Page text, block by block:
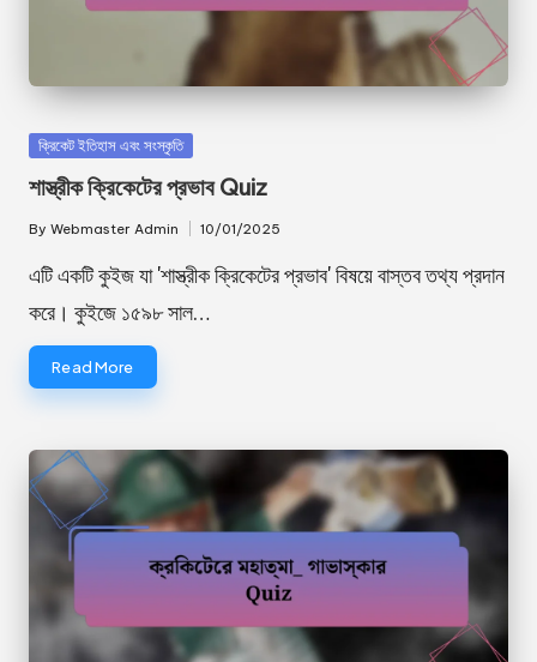
Posted
ক্রিকেট ইতিহাস এবং সংস্কৃতি
শাস্ত্রীক ক্রিকেটের প্রভাব Quiz
Posted
by
By Webmaster Admin 10/01/2025
এটি একটি কুইজ যা 'শাস্ত্রীক ক্রিকেটের প্রভাব' বিষয়ে বাস্তব তথ্য প্রদান
করে। কুইজে ১৫৯৮ সাল…
Read More